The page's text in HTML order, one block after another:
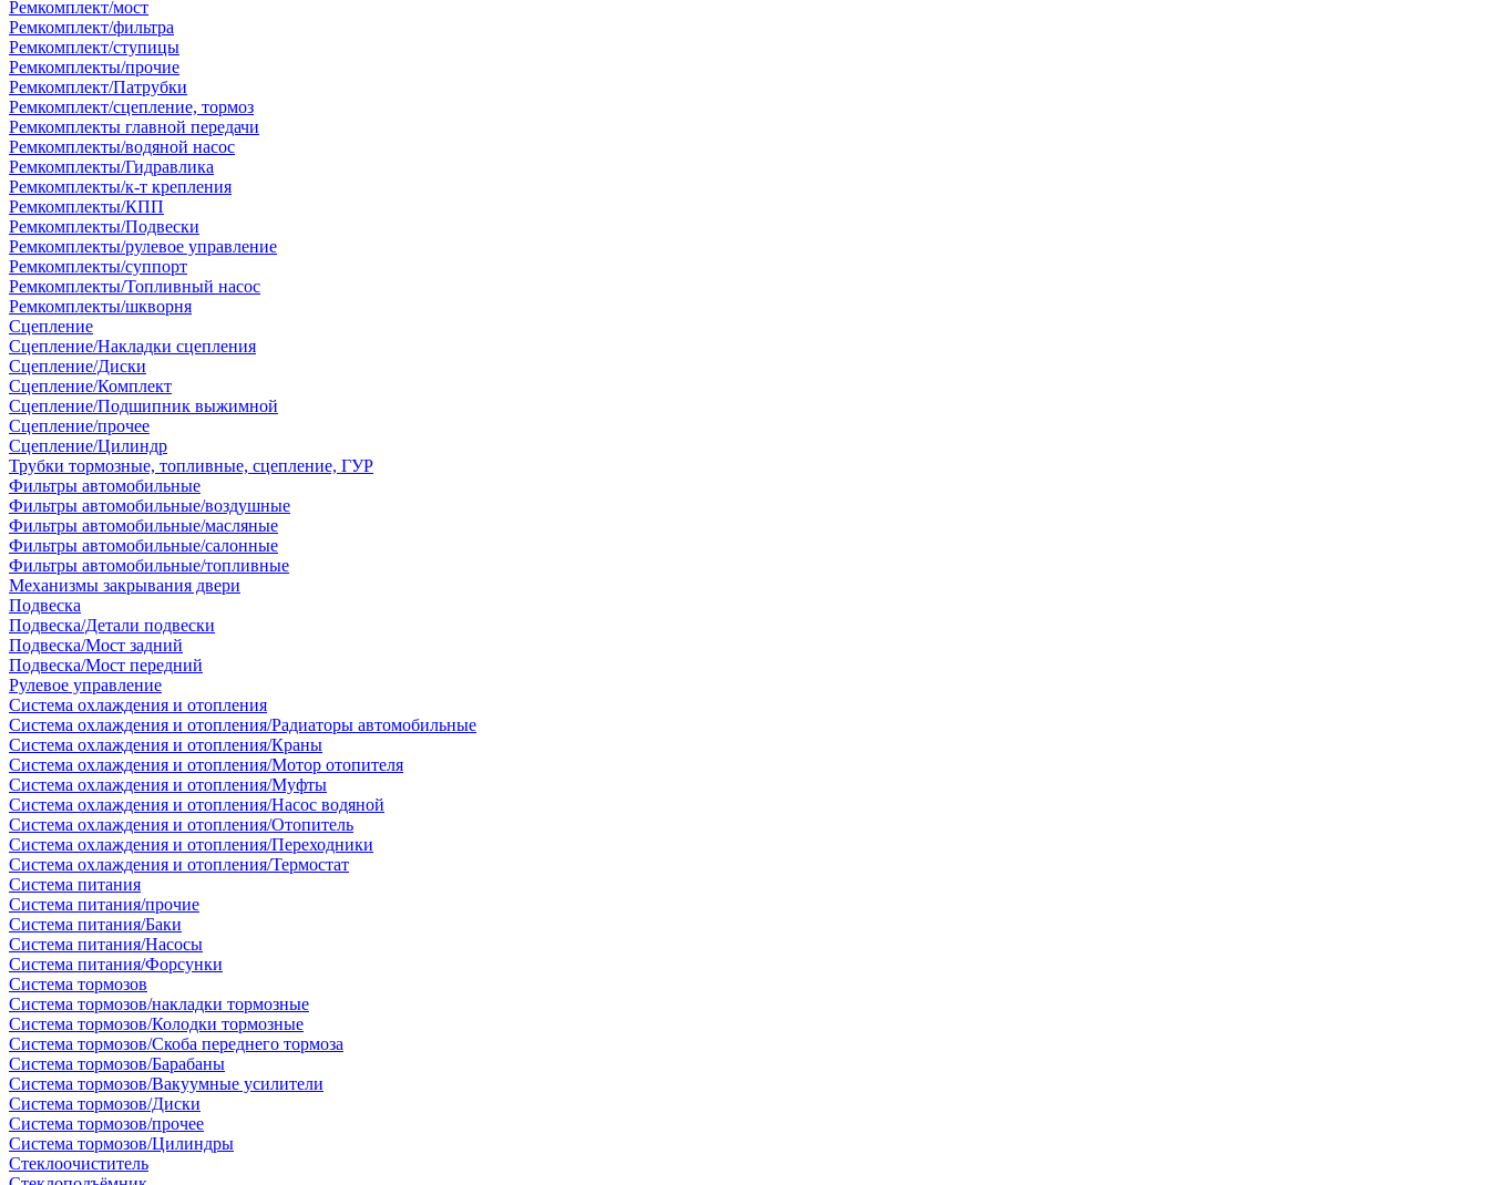
Ремкомплект/мост
Ремкомплект/фильтра
Ремкомплект/ступицы
Ремкомплекты/прочие
Ремкомплект/Патрубки
Ремкомплект/сцепление, тормоз
Ремкомплекты главной передачи
Ремкомплекты/водяной насос
Ремкомплекты/Гидравлика
Ремкомплекты/к-т крепления
Ремкомплекты/КПП
Ремкомплекты/Подвески
Ремкомплекты/рулевое управление
Ремкомплекты/суппорт
Ремкомплекты/Топливный насос
Ремкомплекты/шкворня
Сцепление
Сцепление/Накладки сцепления
Сцепление/Диски
Сцепление/Комплект
Сцепление/Подшипник выжимной
Сцепление/прочее
Сцепление/Цилиндр
Трубки тормозные, топливные, сцепление, ГУР
Фильтры автомобильные
Фильтры автомобильные/воздушные
Фильтры автомобильные/масляные
Фильтры автомобильные/салонные
Фильтры автомобильные/топливные
Механизмы закрывания двери
Подвеска
Подвеска/Детали подвески
Подвеска/Мост задний
Подвеска/Мост передний
Рулевое управление
Система охлаждения и отопления
Система охлаждения и отопления/Радиаторы автомобильные
Система охлаждения и отопления/Краны
Система охлаждения и отопления/Мотор отопителя
Система охлаждения и отопления/Муфты
Система охлаждения и отопления/Насос водяной
Система охлаждения и отопления/Отопитель
Система охлаждения и отопления/Переходники
Система охлаждения и отопления/Термостат
Система питания
Система питания/прочие
Система питания/Баки
Система питания/Насосы
Система питания/Форсунки
Система тормозов
Система тормозов/накладки тормозные
Система тормозов/Колодки тормозные
Система тормозов/Скоба переднего тормоза
Система тормозов/Барабаны
Система тормозов/Вакуумные усилители
Система тормозов/Диски
Система тормозов/прочее
Система тормозов/Цилиндры
Стеклоочиститель